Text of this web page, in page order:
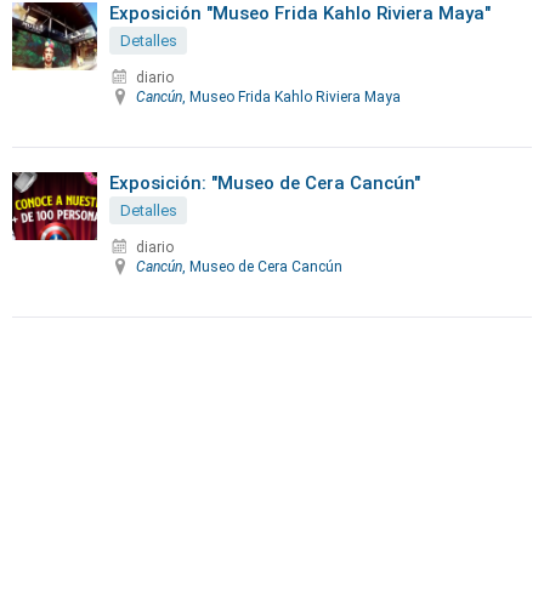
Exposición "Museo Frida Kahlo Riviera Maya"
Detalles
diario
Cancún , Museo Frida Kahlo Riviera Maya
Exposición: "Museo de Cera Cancún"
Detalles
diario
Cancún , Museo de Cera Cancún